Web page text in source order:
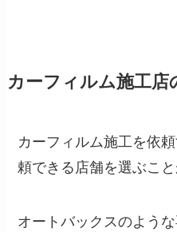
カーフィルム施工店
カーフィルム施工を依
頼できる店舗を選ぶこと
オートバックスのよう